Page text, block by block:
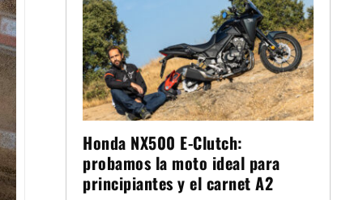
Honda NX500 E-Clutch:
probamos la moto ideal para
principiantes y el carnet A2